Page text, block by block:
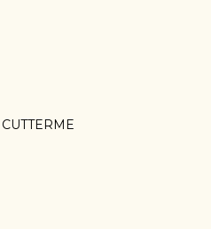
CUTTERME